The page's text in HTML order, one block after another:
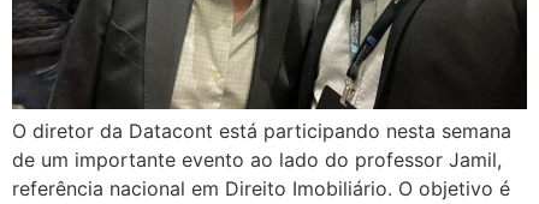
O diretor da Datacont está participando nesta semana
de um importante evento ao lado do professor Jamil,
referência nacional em Direito Imobiliário. O objetivo é